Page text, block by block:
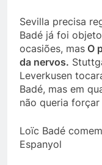
Sevilla precisa
Badé já foi
ocasiões, mas O
da nervos.
Leverkusen
Badé, mas em
não queria forçar
Loïc Badé
Espanyol